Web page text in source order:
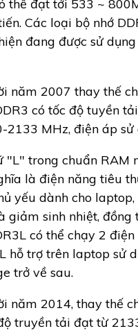
thể đạt tới 533 ~
Các loại bộ nhớ
đang được sử
năm 2007 thay thế
có tốc độ tuyền
2133 MHz, điện áp sử
"L" trong chuẩn RAM
là điện năng tiêu
yếu dành cho
giảm sinh nhiệt, đồng
có thể chạy 2
hỗ trợ trên laptop sử
trở về sau.
năm 2014, thay thế
truyền tải đạt từ